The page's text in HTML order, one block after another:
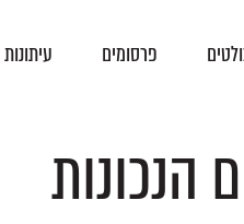
פרסומים עיתונות
הנכונות